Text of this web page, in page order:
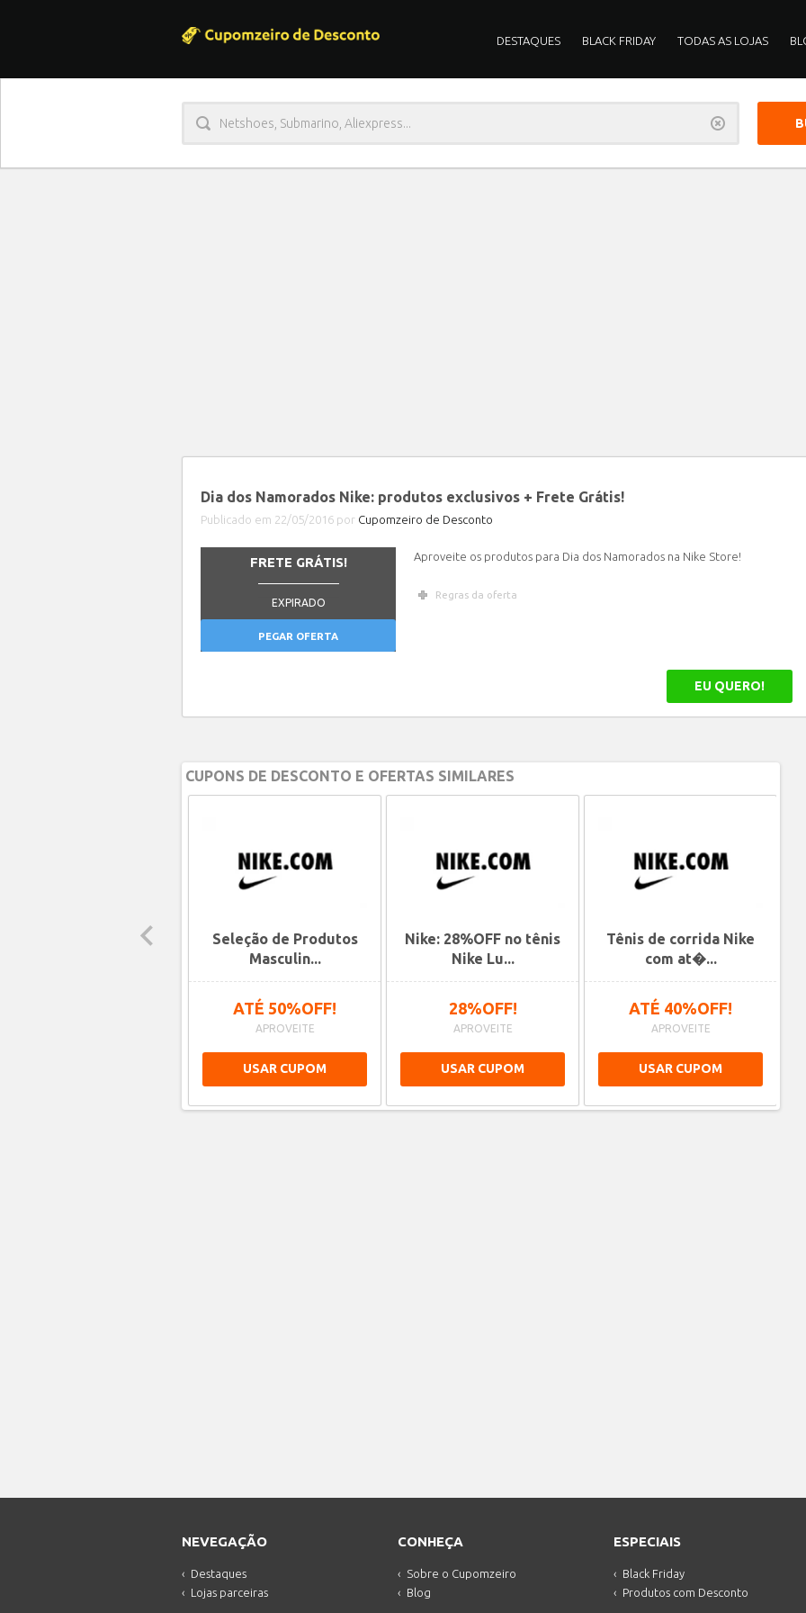
DESTAQUES BLACK FRIDAY TODAS AS LOJAS
Limpar
Dia dos Namorados Nike: produtos exclusivos + Frete Grátis!
Publicado em 22/05/2016 por Cupomzeiro de Desconto
FRETE GRÁTIS!
EXPIRADO
PEGAR OFERTA
Aproveite os produtos para Dia dos Namorados na Nike Store!
Regras da oferta
EU QUERO!
CUPONS DE DESCONTO E OFERTAS SIMILARES
Seleção de Produtos
Seleção de Produtos
Masculin...
ATÉ 50%OFF!
APROVEITE
USAR CUPOM
Nike: 28%OFF no tênis
Nike Lu...
28%OFF!
APROVEITE
USAR CUPOM
Tênis de corrida Nike
com at�...
ATÉ 40%OFF!
APROVEITE
USAR CUPOM
NEVEGAÇÃO
Destaques
Lojas parceiras
CONHEÇA
Sobre o Cupomzeiro
Blog
ESPECIAIS
Black Friday
Produtos com Desconto